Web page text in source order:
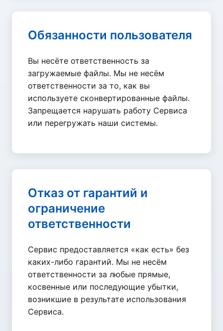
Обязанности пользователя
Вы несёте ответственность за
загружаемые файлы. Мы не несём
ответственности за то, как вы
используете сконвертированные файлы.
Запрещается нарушать работу Сервиса
или перегружать наши системы.
Отказ от гарантий и
ограничение
ответственности
Сервис предоставляется «как есть» без
каких-либо гарантий. Мы не несём
ответственности за любые прямые,
косвенные или последующие убытки,
возникшие в результате использования
Сервиса.